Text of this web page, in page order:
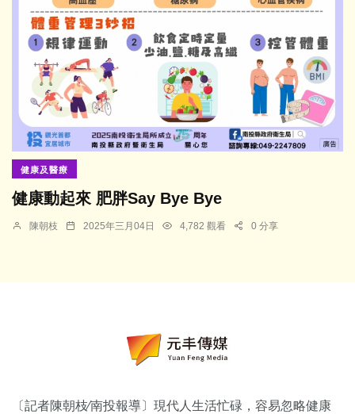
健康及醫療
健康動起來 肥胖Say Bye Bye
陳朝枝 2025年三月04日 4,782 觀看 0 分享
〔記者陳朝枝∕南投報導〕現代人生活忙碌，容易忽略健康